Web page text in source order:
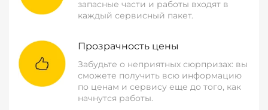
запасные части и работы входят в
каждый сервисный пакет.
Прозрачность цены
Забудьте о неприятных сюрпризах: вы
сможете получить всю информацию
по ценам и сервису еще до того, как
начнутся работы.